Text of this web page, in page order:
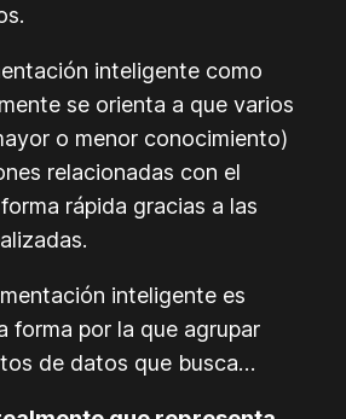
inteligente como
se orienta a que varios
o menor conocimiento)
relacionadas con el
rápida gracias a las
inteligente es
forma por la que agrupar
de datos que busca…